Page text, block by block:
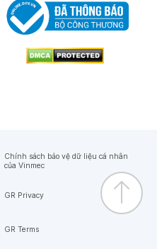
Chính sách bảo vệ dữ liệu cá nhân
của Vinmec
GR Privacy
GR Terms